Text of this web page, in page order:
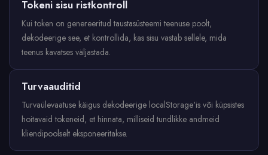
Tokeni sisu ristkontroll
Kui token on genereeritud taustasüsteemi teenuse poolt,
dekodeerige see, et kontrollida, kas sisu vastab sellele, mida
teenus kavatses väljastada.
Turvaauditid
Turvaülevaatuse käigus dekodeerige localStorage'is või küpsistes
hoitavaid tokeneid, et hinnata, milliseid tundlikke andmeid
kliendipoolselt eksponeeritakse.